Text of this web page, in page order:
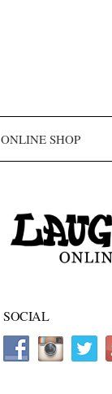
ONLINE SHOP
SOCIAL